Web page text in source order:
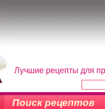
Лучшие рецепты для
Поиск рецептов